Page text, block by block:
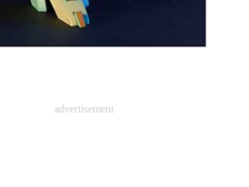
advertisement